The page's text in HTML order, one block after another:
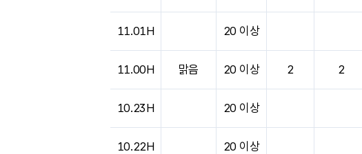
11.01H 20 이상
11.00H 맑음 20 이상 2 2
10.23H 20 이상
10.22H 20 이상